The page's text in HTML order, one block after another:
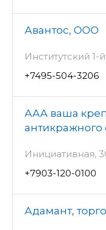
Авантос, ООО
Институтский 1-
+7495-504-3206
ААА ваша
антикражного
Инициативная,
+7903-120-0100
Адамант,